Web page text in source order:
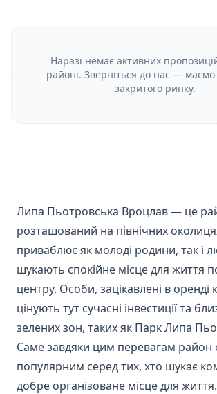
Наразі немає активних
районі. Зверніться до нас — маємо
закритого ринку.
Липа Пьотровська Вроцлав — це
розташований на північних
приваблює як молоді родини, так і
шукають спокійне місце для життя
центру. Особи, зацікавлені в оренді
цінують тут сучасні інвестиції та
зелених зон, таких як Парк Липа
Саме завдяки цим перевагам район
популярним серед тих, хто шукає
добре організоване місце для життя.